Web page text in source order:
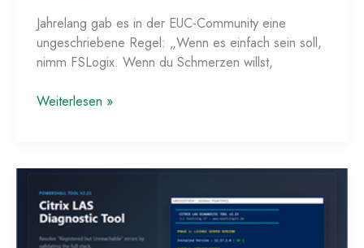
Jahrelang gab es in der EUC-Community eine
ungeschriebene Regel: „Wenn es einfach sein soll,
nimm FSLogix. Wenn du Schmerzen willst,
Citrix
–
nur
besser!
Weiterlesen »